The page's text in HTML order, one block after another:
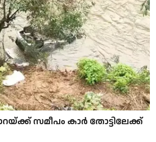
സമീപം കാർ തോട്ടിലേക്ക്